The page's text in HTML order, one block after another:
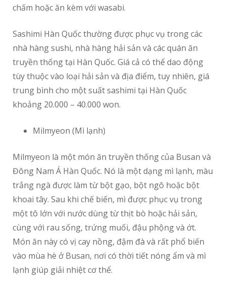
chấm hoặc ăn kèm với wasabi.
Sashimi Hàn Quốc thường được phục vụ trong các
nhà hàng sushi, nhà hàng hải sản và các quán ăn
truyền thống tại Hàn Quốc. Giá cả có thể dao động
tùy thuộc vào loại hải sản và địa điểm, tuy nhiên, giá
trung bình cho một suất sashimi tại Hàn Quốc
khoảng 20.000 – 40.000 won.
Milmyeon (Mì lạnh)
Milmyeon là một món ăn truyền thống của Busan và
Đông Nam Á Hàn Quốc. Nó là một dạng mì lạnh, màu
trắng ngà được làm từ bột gạo, bột ngô hoặc bột
khoai tây. Sau khi chế biến, mì được phục vụ trong
một tô lớn với nước dùng từ thịt bò hoặc hải sản,
cùng với rau sống, trứng muối, đậu phộng và ớt.
Món ăn này có vị cay nồng, đậm đà và rất phổ biến
vào mùa hè ở Busan, nơi có thời tiết nóng ẩm và mì
lạnh giúp giải nhiệt cơ thể.